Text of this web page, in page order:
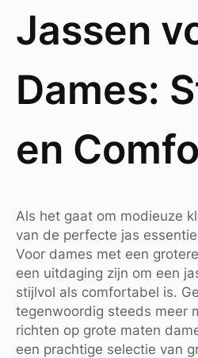
Jassen
Dames:
en
Als het gaat om modieuze
van de perfecte jas
Voor dames met een
een uitdaging zijn om een
stijlvol als comfortabel is.
tegenwoordig steeds meer
richten op grote maten
een prachtige selectie van